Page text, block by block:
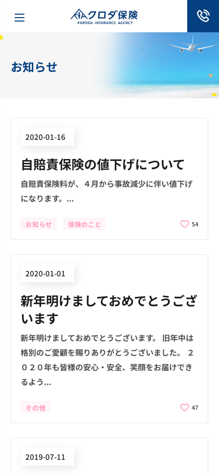
お知らせ
2020-01-16
自賠責保険の値下げについて
自賠責保険料が、４月から事故減少に伴い値下げ
になります。...
お知らせ 保険のこと 54
2020-01-01
新年明けましておめでとうござ
います
新年明けましておめでとうございます。 旧年中は
格別のご愛顧を賜りありがとうございました。 ２
０２０年も皆様の安心・安全、笑顔をお届けでき
るよう...
その他 47
2019-07-11